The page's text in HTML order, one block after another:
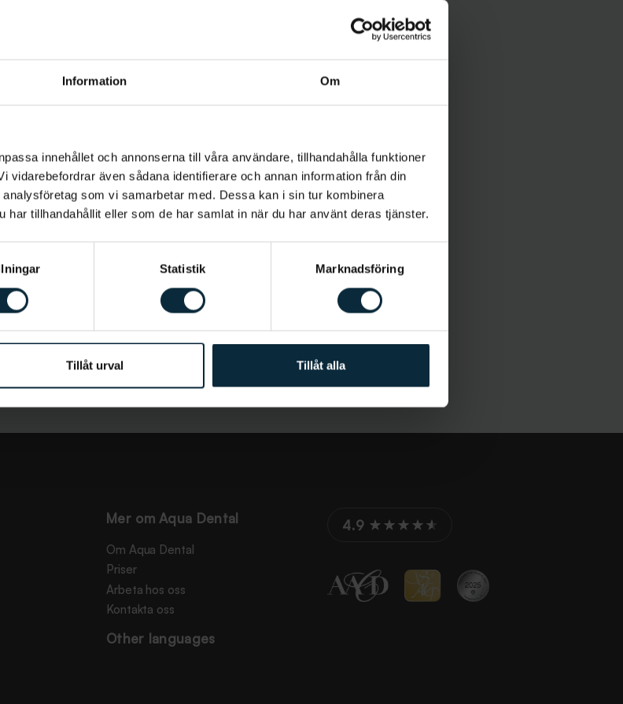
Information Om
innehållet och annonserna till våra användare, tillhandahålla funktioner
vidarebefordrar även sådana identifierare och annan information från din
som vi samarbetar med. Dessa kan i sin tur kombinera
har tillhandahållit eller som de har samlat in när du har använt deras tjänster.
Statistik Marknadsföring
Tillåt urval Tillåt alla
Mer om Aqua Dental
Om Aqua Dental
Priser
Arbeta hos oss
Kontakta oss
Other languages
4.9